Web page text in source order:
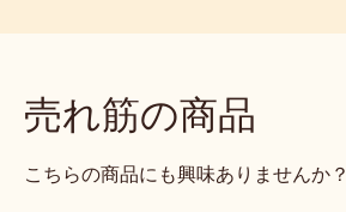
売れ筋の商品
こちらの商品にも興味ありませんか？